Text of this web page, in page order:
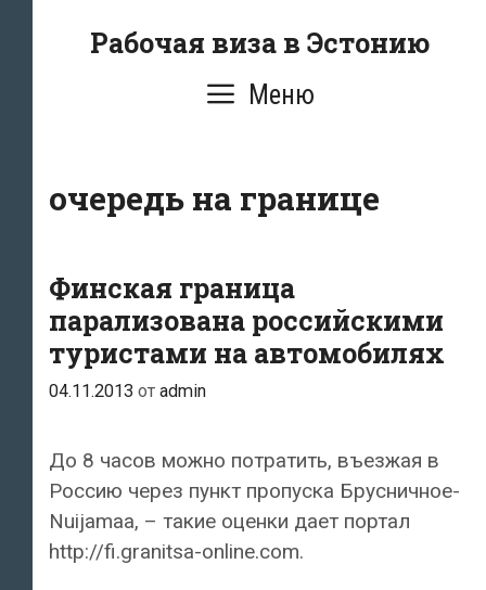
Рабочая виза в Эстонию
Меню
очередь на границе
Финская граница
парализована российскими
туристами на автомобилях
04.11.2013 от admin
До 8 часов можно потратить, въезжая в
Россию через пункт пропуска Брусничное-
Nuijamaa, – такие оценки дает портал
http://fi.granitsa-online.com.